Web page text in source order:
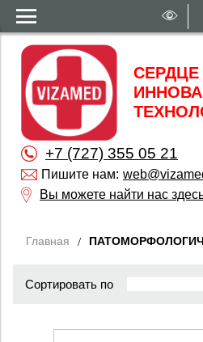
СЕРДЦЕ
+7 (727) 355 05 21
Пишите нам:
Вы можете найти нас
Главная
Сортировать по